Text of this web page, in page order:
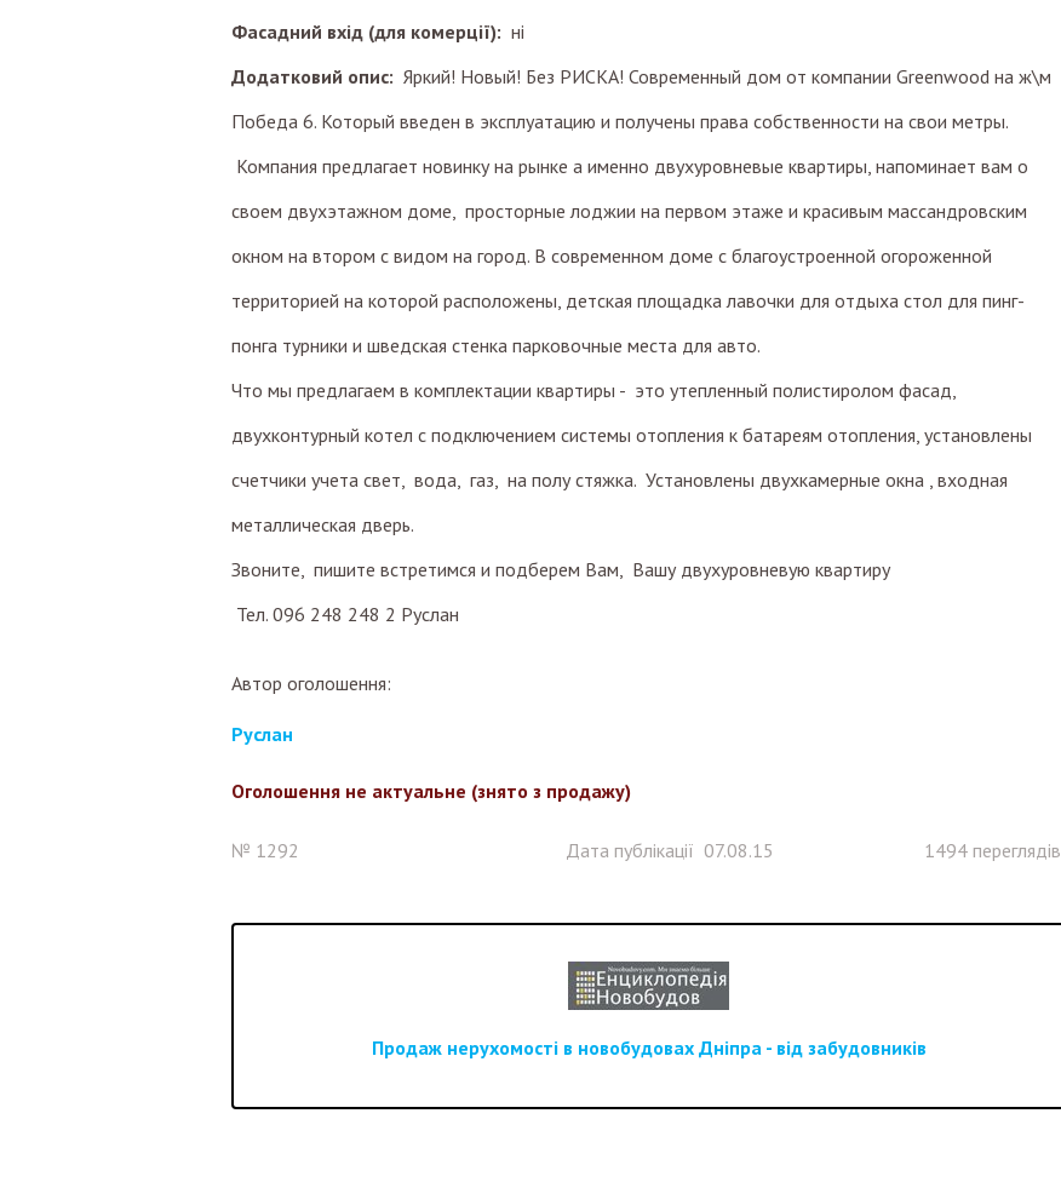
Фасадний вхід (для комерції): ні
Додатковий опис: Яркий! Новый! Без РИСКА! Современный дом от компании Greenwood на ж\м
Победа 6. Который введен в эксплуатацию и получены права собственности на свои метры.
Компания предлагает новинку на рынке а именно двухуровневые квартиры, напоминает вам о
своем двухэтажном доме, просторные лоджии на первом этаже и красивым массандровским
окном на втором с видом на город. В современном доме с благоустроенной огороженной
территорией на которой расположены, детская площадка лавочки для отдыха стол для пинг-
понга турники и шведская стенка парковочные места для авто.
Что мы предлагаем в комплектации квартиры - это утепленный полистиролом фасад,
двухконтурный котел с подключением системы отопления к батареям отопления, установлены
счетчики учета свет, вода, газ, на полу стяжка. Установлены двухкамерные окна , входная
металлическая дверь.
Звоните, пишите встретимся и подберем Вам, Вашу двухуровневую квартиру
Тел. 096 248 248 2 Руслан
Автор оголошення:
Руслан
Оголошення не актуальне (знято з продажу)
№ 1292 Дата публікації 07.08.15 1494 переглядів
Продаж нерухомості в новобудовах Дніпра - від забудовників